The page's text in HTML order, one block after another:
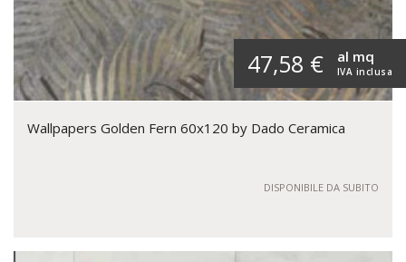
47,58 € IVA inclusa
al mq
Wallpapers Golden Fern 60x120 by Dado Ceramica
DISPONIBILE DA SUBITO